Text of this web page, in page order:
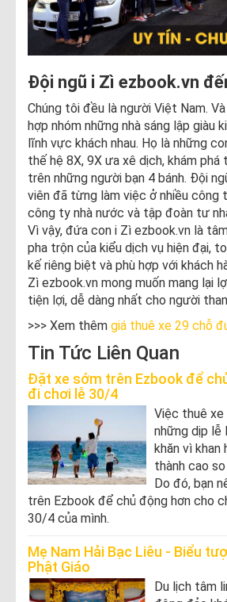
Đội ngũ i Zì ezbook.vn
Chúng tôi đều là người Việt Nam.
hợp nhóm những nhà sáng lập giàu
lĩnh vực khách nhau. Họ là những
thế hệ 8X, 9X ưa xê dịch, khám
trên những người bạn 4 bánh. Đội
viên đã từng làm việc ở nhiều công
công ty nhà nước và tập đoàn tư
Vì vậy, đứa con i Zì ezbook.vn là
pha trộn của kiểu dịch vụ hiện đại,
kế riêng biệt và phù hợp với khách
Zì ezbook.vn mong muốn mang lại
tiện lợi, dễ dàng nhất cho người
>>> Xem thêm giá thuê xe 29 chỗ
Tin Tức Liên Quan
Đặt xe sớm trên Ezbook để
đi chơi lễ 30/4
Việc thuê
những dịp lễ
khăn vì khan
thành cao
Do đó, bạn
trên Ezbook để chủ động hơn cho
30/4 của mình.
Mẹ Nam Hải Bạc Liêu - Biểu
Phật Giáo
Du lịch tâm